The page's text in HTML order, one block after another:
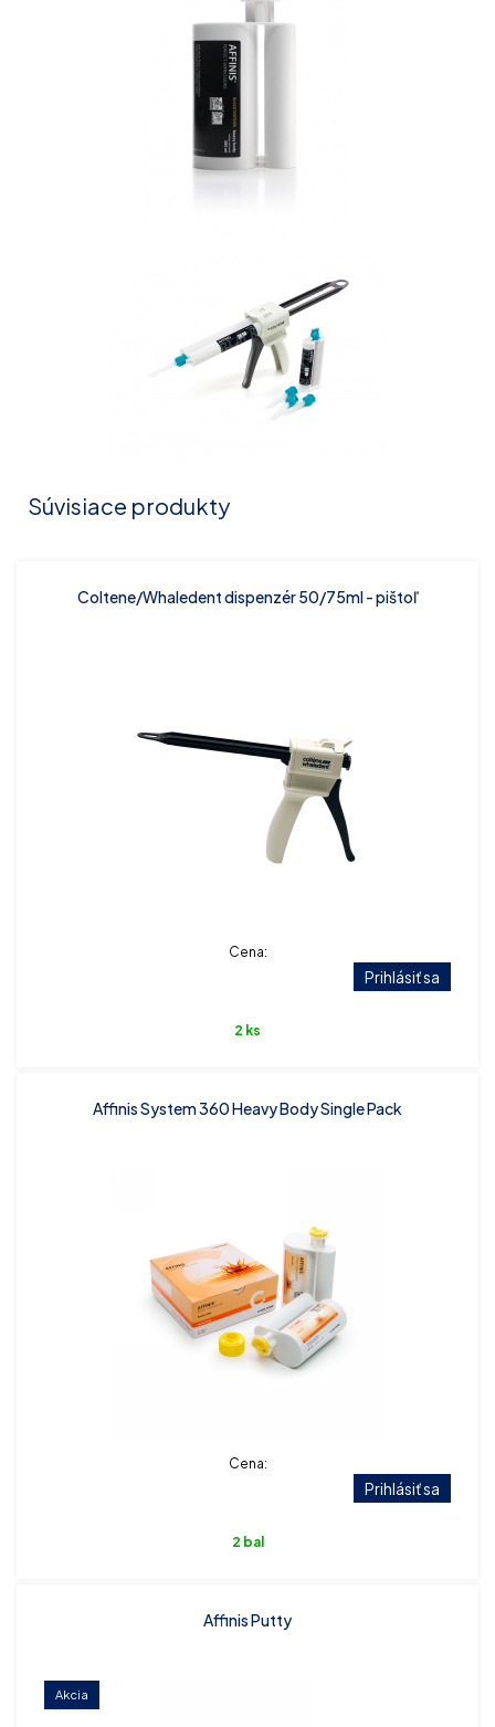
Súvisiace produkty
Coltene/Whaledent dispenzér 50/75ml - pištoľ
Cena:
Prihlásiť sa
2 ks
Affinis System 360 Heavy Body Single Pack
Cena:
Prihlásiť sa
2 bal
Affinis Putty
Akcia